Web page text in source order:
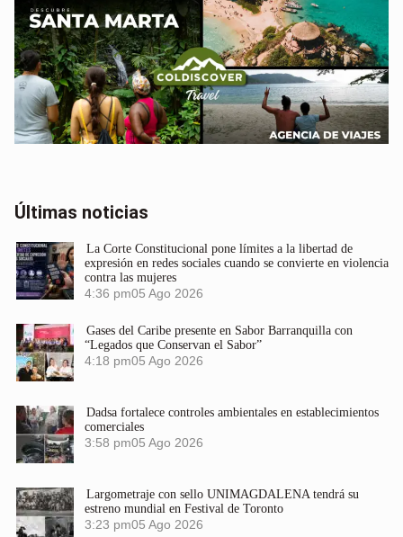
Últimas noticias
La Corte Constitucional pone límites a la libertad de
expresión en redes sociales cuando se convierte en violencia
contra las mujeres
4:36 pm05 Ago 2026
Gases del Caribe presente en Sabor Barranquilla con
“Legados que Conservan el Sabor”
4:18 pm05 Ago 2026
Dadsa fortalece controles ambientales en establecimientos
comerciales
3:58 pm05 Ago 2026
Largometraje con sello UNIMAGDALENA tendrá su
estreno mundial en Festival de Toronto
3:23 pm05 Ago 2026